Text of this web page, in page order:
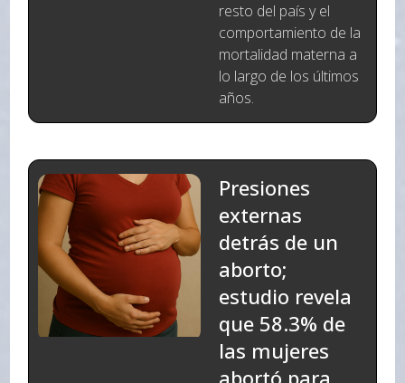
resto del país y el
comportamiento de la
mortalidad materna a
lo largo de los últimos
años.
Presiones
externas
detrás de un
aborto;
estudio revela
que 58.3% de
las mujeres
abortó para